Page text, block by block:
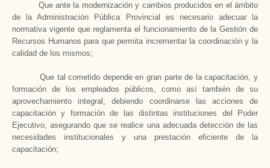
Que ante la modernización y cambios producidos en el ámbito
de
la Administración PúblicaProvincial es necesario adecuar la
normativa vigente que reglamenta el funcionamiento de la Gestión de
Recursos Humanos para que permita incrementar la coordinación y la
calidad de los mismos;
Que tal cometido depende en gran parte de la capacitación, y
formación de los empleados públicos, como así también de su
aprovechamiento integral, debiendo coordinarse las acciones de
capacitación y formación de las distintas instituciones del Poder
Ejecutivo, asegurando que se realice una adecuada detección de las
necesidades institucionales y una prestación eficiente de la
capacitación;